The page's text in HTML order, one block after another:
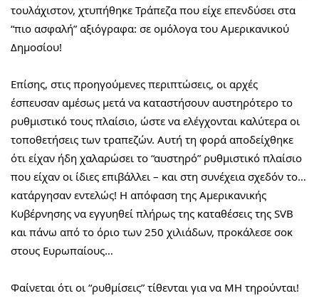
τουλάχιστον, χτυπήθηκε Τράπεζα που είχε επενδύσει στα
“πιο ασφαλή” αξιόγραφα: σε ομόλογα του Αμερικανικού
Δημοσίου!
Επίσης, στις προηγούμενες περιπτώσεις, οι αρχές
έσπευσαν αμέσως μετά να καταστήσουν αυστηρότερο το
ρυθμιστικό τους πλαίσιο, ώστε να ελέγχονται καλύτερα οι
τοποθετήσεις των τραπεζών. Αυτή τη φορά αποδείχθηκε
ότι είχαν ήδη χαλαρώσει το “αυστηρό” ρυθμιστικό πλαίσιο
που είχαν οι ίδιες επιβάλλει – και στη συνέχεια σχεδόν το…
κατάργησαν εντελώς! Η απόφαση της Αμερικανικής
Κυβέρνησης να εγγυηθεί πλήρως της καταθέσεις της SVB
και πάνω από το όριο των 250 χιλιάδων, προκάλεσε σοκ
στους Ευρωπαίους…
Φαίνεται ότι οι “ρυθμίσεις” τίθενται για να ΜΗ τηρούνται!